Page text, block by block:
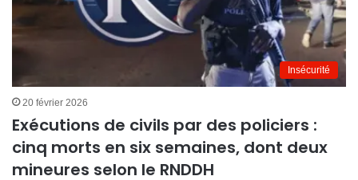
Insécurité
20 février 2026
Exécutions de civils par des policiers :
cinq morts en six semaines, dont deux
mineures selon le RNDDH